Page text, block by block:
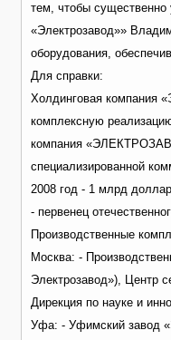
тем, чтобы существенно
«Электрозавод»»
оборудования,
Для справки:
Холдинговая компания
комплексную
компания
специализированной
2008 год - 1 млрд
- первенец
Производственные
Москва: -
Электрозавод»), Центр
Дирекция по науке и
Уфа: - Уфимский завод